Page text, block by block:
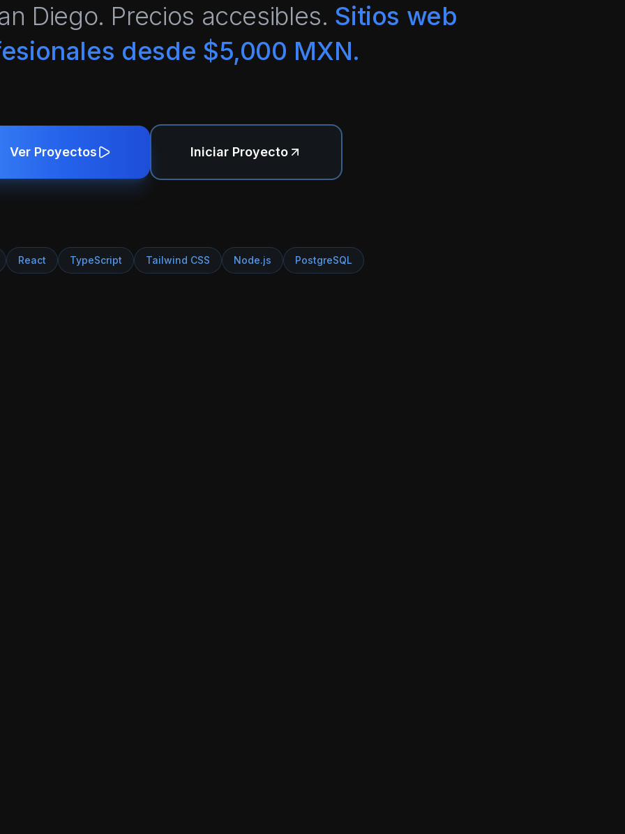
Diego. Precios accesibles. Sitios web
desde $5,000 MXN.
Ver Proyectos Iniciar Proyecto
React TypeScript Tailwind CSS Node.js PostgreSQL